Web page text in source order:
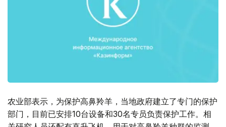
农业部表示，为保护高鼻羚羊，当地政府建立了专门的保护
部门，目前已安排10台设备和30名专员负责保护工作。相